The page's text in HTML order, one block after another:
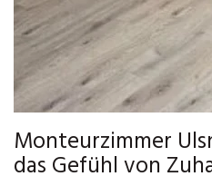
Monteurzimmer
das Gefühl von